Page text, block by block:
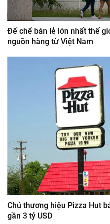
Đế chế bán lẻ lớn nhất thế
nguồn hàng từ Việt Nam
Chủ thương hiệu Pizza Hut
gần 3 tỷ USD